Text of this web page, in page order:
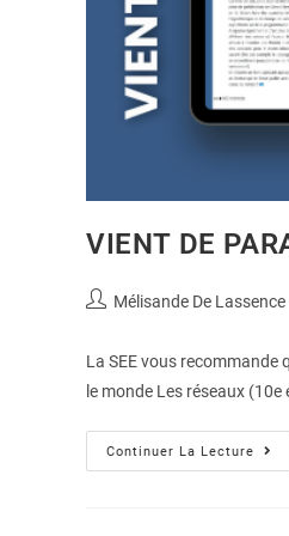
VIENT DE
Mélisande De Lassence
La SEE vous recommande
le monde Les réseaux (10e
Continuer La Lecture